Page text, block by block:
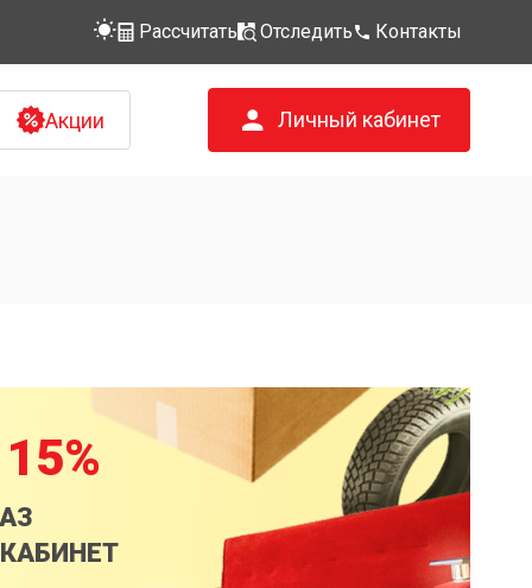
Рассчитать Отследить Контакты
Акции Личный кабинет